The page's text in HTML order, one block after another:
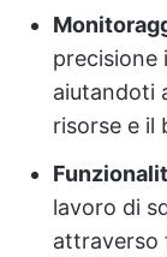
precisione
aiutandoti
risorse e il
lavoro di
attraverso